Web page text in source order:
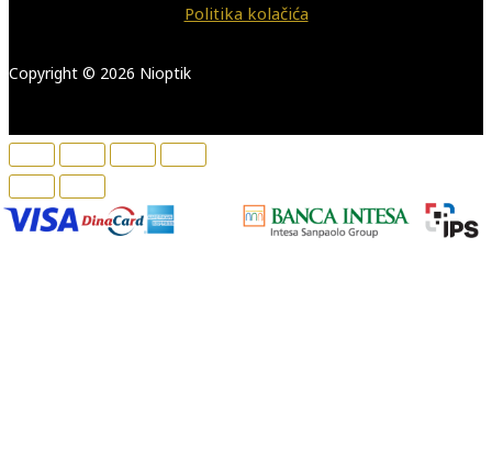
Politika kolačića
Copyright © 2026 Nioptik